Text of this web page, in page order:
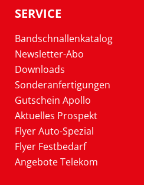
SERVICE
Bandschnallenkatalog
Newsletter-Abo
Downloads
Sonderanfertigungen
Gutschein Apollo
Aktuelles Prospekt
Flyer Auto-Spezial
Flyer Festbedarf
Angebote Telekom